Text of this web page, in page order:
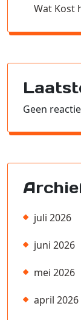
Wat Kost
Geen
juli 2026
juni 2026
mei 2026
april 2026